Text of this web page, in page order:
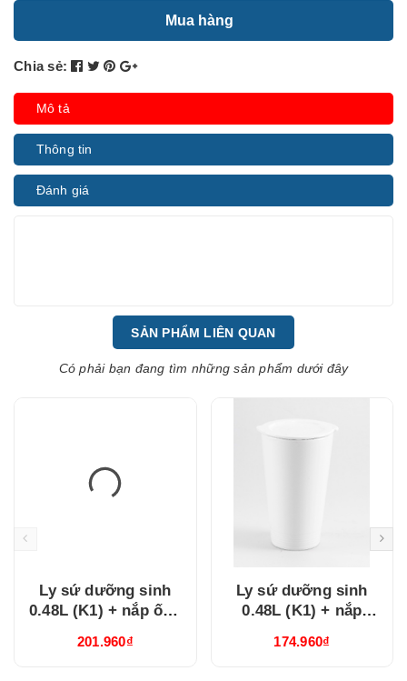
Mua hàng
Chia sẻ:
Mô tả
Thông tin
Đánh giá
SẢN PHẨM LIÊN QUAN
Có phải bạn đang tìm những sản phẩm dưới đây
Ly sứ dưỡng sinh
0.48L (K1) + nắp ống
(214888000H)
201.960₫
Ly sứ dưỡng sinh
0.48L (K1) + nắp
(214888000N)
174.960₫